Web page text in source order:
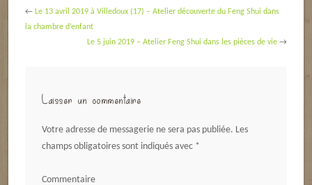
← Le 13 avril 2019 à Villedoux (17) – Atelier découverte du Feng Shui dans
la chambre d’enfant
Le 5 juin 2019 – Atelier Feng Shui dans les pièces de vie →
Laisser un commentaire
Votre adresse de messagerie ne sera pas publiée. Les
champs obligatoires sont indiqués avec *
Commentaire